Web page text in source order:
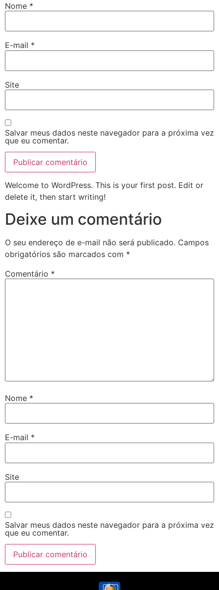
Nome *
E-mail *
Site
Salvar meus dados neste navegador para a próxima vez
que eu comentar.
Welcome to WordPress. This is your first post. Edit or
delete it, then start writing!
Deixe um comentário
O seu endereço de e-mail não será publicado. Campos
obrigatórios são marcados com *
Comentário *
Nome *
E-mail *
Site
Salvar meus dados neste navegador para a próxima vez
que eu comentar.